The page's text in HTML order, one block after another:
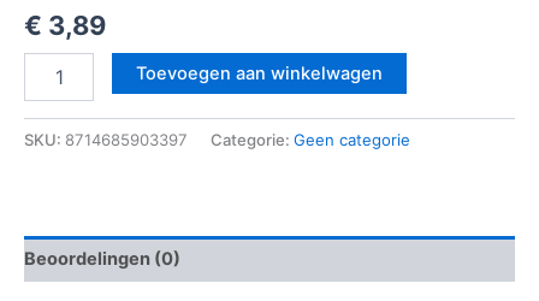
€ 3,89
Toevoegen aan winkelwagen
SKU: 8714685903397 Categorie: Geen categorie
Beoordelingen (0)